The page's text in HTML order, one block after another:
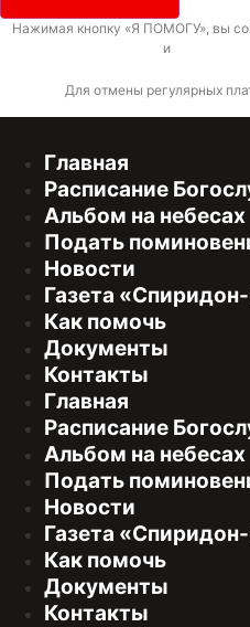
Нажимая кнопку «Я ПОМОГУ», вы
и
Для отмены регулярных
Главная
Расписание
Альбом на небесах
Подать
Новости
Газета
Как помочь
Документы
Контакты
Главная
Расписание
Альбом на небесах
Подать
Новости
Газета
Как помочь
Документы
Контакты